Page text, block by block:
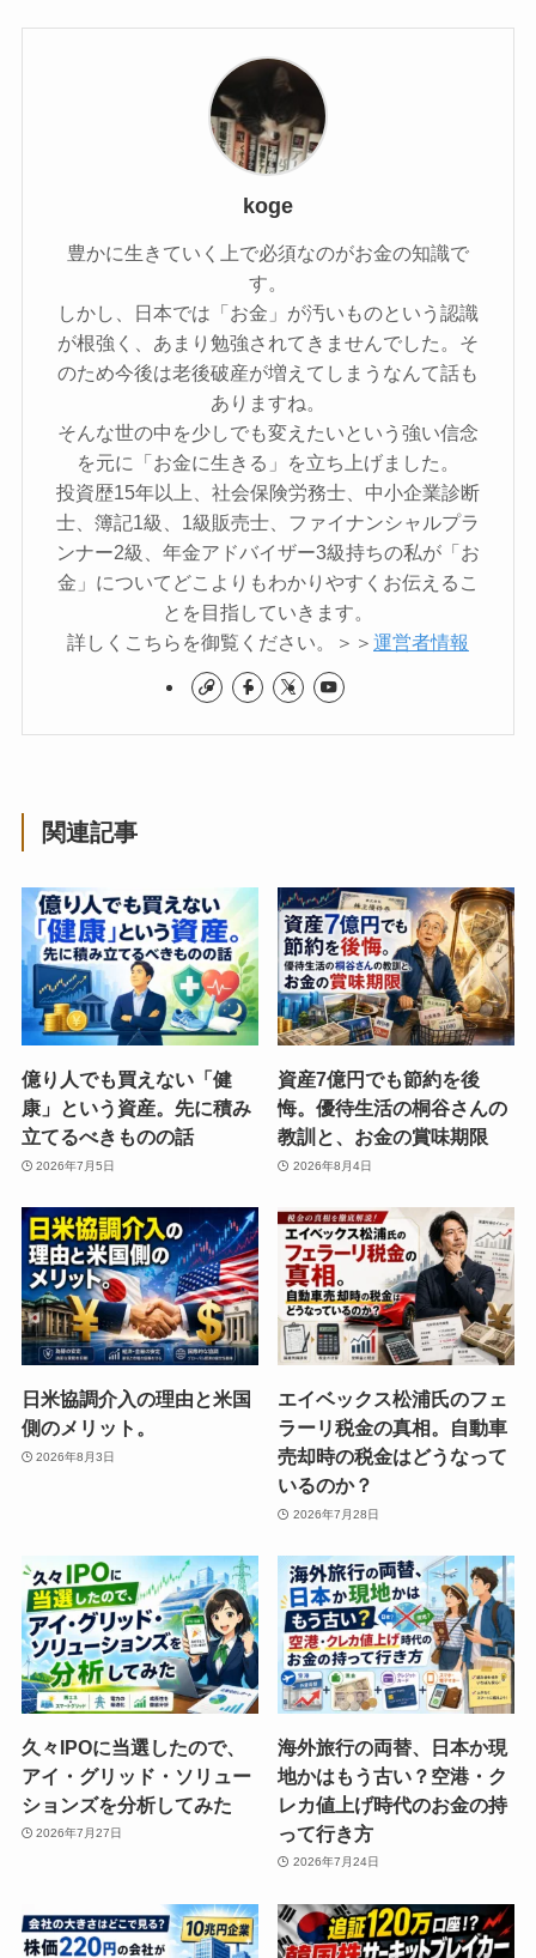
koge
豊かに生きていく上で必須なのがお金の知識で
す。
しかし、日本では「お金」が汚いものという認識
が根強く、あまり勉強されてきませんでした。そ
のため今後は老後破産が増えてしまうなんて話も
ありますね。
そんな世の中を少しでも変えたいという強い信念
を元に「お金に生きる」を立ち上げました。
投資歴15年以上、社会保険労務士、中小企業診断
士、簿記1級、1級販売士、ファイナンシャルプラ
ンナー2級、年金アドバイザー3級持ちの私が「お
金」についてどこよりもわかりやすくお伝えるこ
とを目指していきます。
詳しくこちらを御覧ください。＞＞ 運営者情報
関連記事
億り人でも買えない「健
康」という資産。先に積み
立てるべきものの話
2026年7月5日
資産7億円でも節約を後
悔。優待生活の桐谷さんの
教訓と、お金の賞味期限
2026年8月4日
日米協調介入の理由と米国
側のメリット。
2026年8月3日
エイベックス松浦氏のフェ
ラーリ税金の真相。自動車
売却時の税金はどうなって
いるのか？
2026年7月28日
久々IPOに当選したので、
アイ・グリッド・ソリュー
ションズを分析してみた
2026年7月27日
海外旅行の両替、日本か現
地かはもう古い？空港・ク
レカ値上げ時代のお金の持
って行き方
2026年7月24日